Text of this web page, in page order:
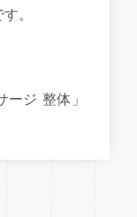
。
ージ 整体」